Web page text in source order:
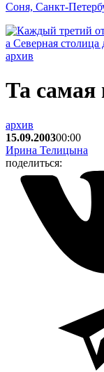
Соня, Санкт-
архив
Та самая
архив
15.09.200300:00
Ирина Телицына
поделиться: